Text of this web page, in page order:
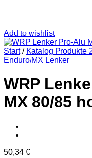
Add to wishlist
Start / Katalog Produkte
Enduro/MX Lenker
WRP
MX 80/85
50,34 €